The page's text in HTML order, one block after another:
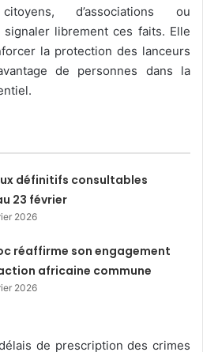
d’associations ou
signaler librement ces faits. Elle
la protection des lanceurs
de personnes dans la
définitifs consultables
23 février
2026
réaffirme son engagement
africaine commune
2026
de prescription des crimes